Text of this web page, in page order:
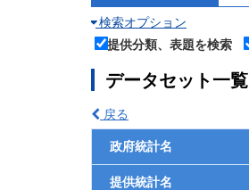
検索オプション
提供分類、表題を検索
データセット一覧
戻る
政府統計名
提供統計名